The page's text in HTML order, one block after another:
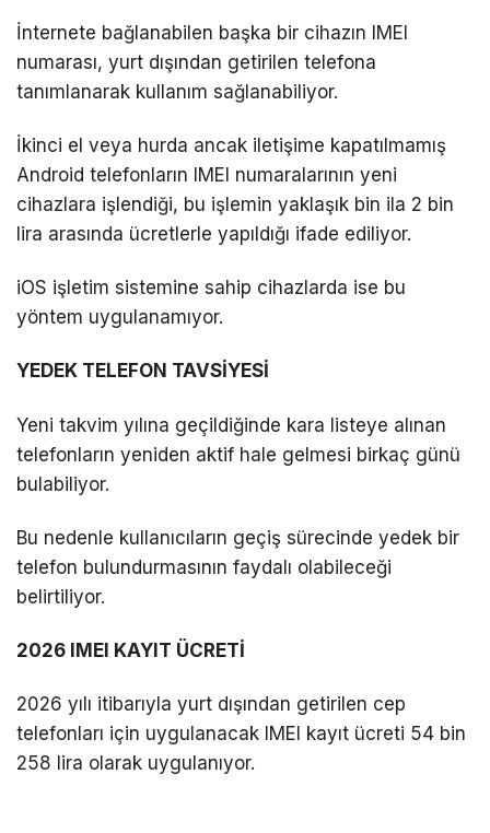
İnternete bağlanabilen başka bir cihazın IMEI
numarası, yurt dışından getirilen telefona
tanımlanarak kullanım sağlanabiliyor.
İkinci el veya hurda ancak iletişime kapatılmamış
Android telefonların IMEI numaralarının yeni
cihazlara işlendiği, bu işlemin yaklaşık bin ila 2 bin
lira arasında ücretlerle yapıldığı ifade ediliyor.
iOS işletim sistemine sahip cihazlarda ise bu
yöntem uygulanamıyor.
YEDEK TELEFON TAVSİYESİ
Yeni takvim yılına geçildiğinde kara listeye alınan
telefonların yeniden aktif hale gelmesi birkaç günü
bulabiliyor.
Bu nedenle kullanıcıların geçiş sürecinde yedek bir
telefon bulundurmasının faydalı olabileceği
belirtiliyor.
2026 IMEI KAYIT ÜCRETİ
2026 yılı itibarıyla yurt dışından getirilen cep
telefonları için uygulanacak IMEI kayıt ücreti 54 bin
258 lira olarak uygulanıyor.